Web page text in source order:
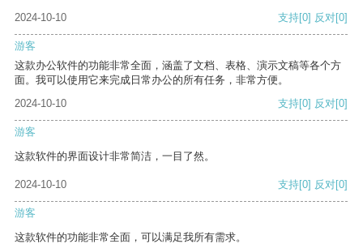
2024-10-10 支持[0] 反对[0]
游客
这款办公软件的功能非常全面，涵盖了文档、表格、演示文稿等各个方
面。我可以使用它来完成日常办公的所有任务，非常方便。
2024-10-10
支持[0] 反对[0]
游客
这款软件的界面设计非常简洁，一目了然。
2024-10-10 支持[0] 反对[0]
游客
这款软件的功能非常全面，可以满足我所有需求。